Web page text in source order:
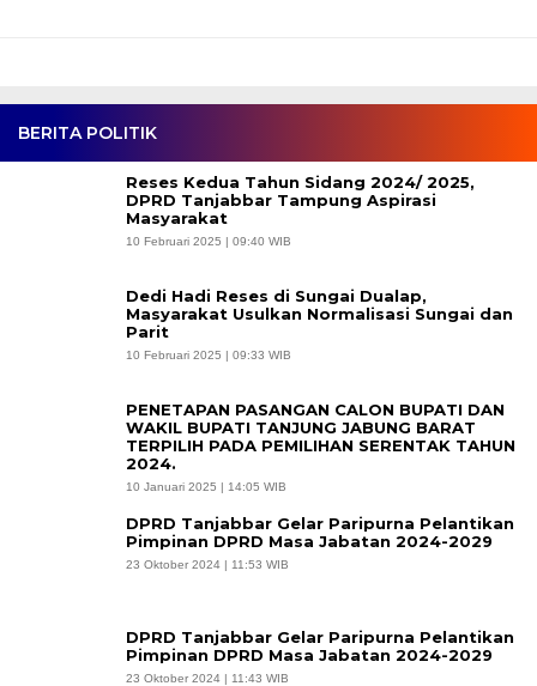
BERITA POLITIK
Reses Kedua Tahun Sidang 2024/ 2025,
DPRD Tanjabbar Tampung Aspirasi
Masyarakat
10 Februari 2025 | 09:40 WIB
Dedi Hadi Reses di Sungai Dualap,
Masyarakat Usulkan Normalisasi Sungai dan
Parit
10 Februari 2025 | 09:33 WIB
PENETAPAN PASANGAN CALON BUPATI DAN
WAKIL BUPATI TANJUNG JABUNG BARAT
TERPILIH PADA PEMILIHAN SERENTAK TAHUN
2024.
10 Januari 2025 | 14:05 WIB
DPRD Tanjabbar Gelar Paripurna Pelantikan
Pimpinan DPRD Masa Jabatan 2024-2029
23 Oktober 2024 | 11:53 WIB
DPRD Tanjabbar Gelar Paripurna Pelantikan
Pimpinan DPRD Masa Jabatan 2024-2029
23 Oktober 2024 | 11:43 WIB